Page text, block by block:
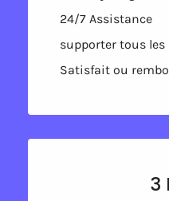
24/7 Assistance
supporter tous les
Satisfait ou
3